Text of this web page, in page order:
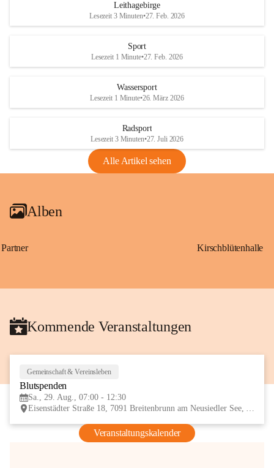
Maßnahmen zur Bekämpfung
Rebe und der Amerikanischen
Anhang VBl. EU Nr. 18
1 Seite•1,4 MB
VBl. EU Nr. 18_2026
Leithagebirge
Lesezeit 3 Minuten•27. Feb. 2026
Sport
Lesezeit 1 Minute•27. Feb. 2026
Wassersport
Lesezeit 1 Minute•26. März 2026
Radsport
Lesezeit 3 Minuten•27. Juli 2026
Alle Artikel sehen
Alben
Partner Kirschblütenhalle
Kommende Veranstaltungen
Gemeinschaft & Vereinsleben
Blutspenden
Sa., 29. Aug., 07:00 - 12:30
Eisenstädter Straße 18, 7091 Breitenbrunn am Neusiedler See, AUT
Veranstaltungskalender